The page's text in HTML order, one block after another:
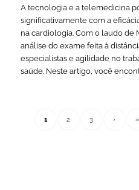
A tecnologia e a telemedicina
significativamente com a
na cardiologia. Com o laudo de
análise do exame feita à
especialistas e agilidade no
saúde. Neste artigo, você
1 2 3 › »